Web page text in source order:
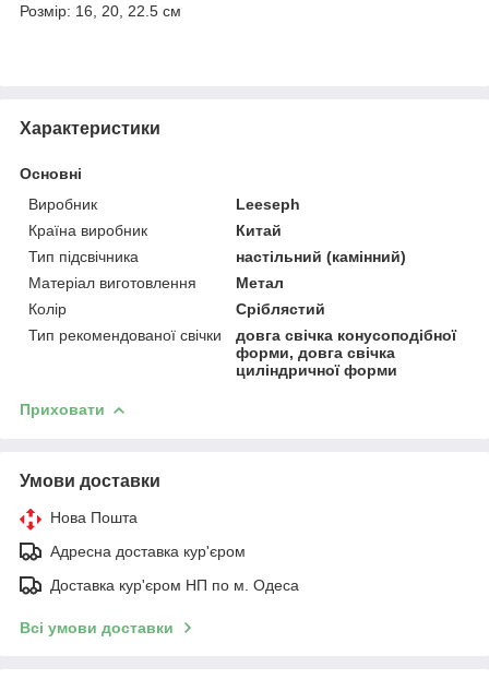
Розмір: 16, 20, 22.5 см
Характеристики
Основні
Виробник
Leeseph
Країна виробник
Китай
Тип підсвічника
настільний (камінний)
Матеріал виготовлення
Метал
Колір
Сріблястий
Тип рекомендованої свічки
довга свічка конусоподібної
форми, довга свічка
циліндричної форми
Приховати
Умови доставки
Нова Пошта
Адресна доставка кур'єром
Доставка кур'єром НП по м. Одеса
Всі умови доставки